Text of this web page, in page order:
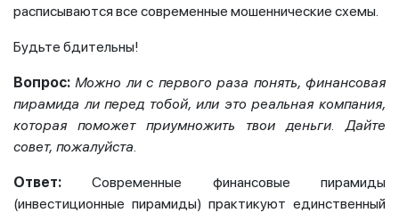
расписываются все современные мошеннические схемы.
Будьте бдительны!
Вопрос: Можно ли с первого раза понять, финансовая
пирамида ли перед тобой, или это реальная компания,
которая поможет приумножить твои деньги. Дайте
совет, пожалуйста.
Ответ:Современные финансовые пирамиды
(инвестиционные пирамиды) практикуют единственный